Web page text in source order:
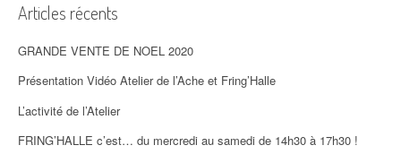
Articles récents
GRANDE VENTE DE NOEL 2020
Présentation Vidéo Atelier de l’Ache et Fring’Halle
L’activité de l’Atelier
FRING’HALLE c’est… du mercredi au samedi de 14h30 à 17h30 !